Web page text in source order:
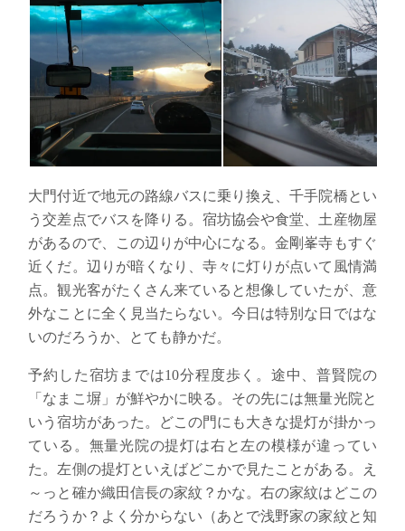
大門付近で地元の路線バスに乗り換え、千手院橋とい
う交差点でバスを降りる。宿坊協会や食堂、土産物屋
があるので、この辺りが中心になる。金剛峯寺もすぐ
近くだ。 辺りが暗くなり、寺々に灯りが点いて風情満
点。観光客がたくさん来ていると想像していたが、意
外なことに全く見当たらない。今日は特別な日ではな
いのだろうか、とても静かだ。
予約した宿坊までは10分程度歩く。途中、普賢院の
「なまこ塀」が鮮やかに映る。その先には無量光院と
いう宿坊があった。どこの門にも大きな提灯が掛かっ
ている。無量光院の提灯は右と左の模様が違ってい
た。左側の提灯といえばどこかで見たことがある。え
～っと確か織田信長の家紋？かな。右の家紋はどこの
だろうか？よく分からない（あとで浅野家の家紋と知